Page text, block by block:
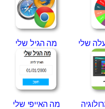
שלי מה הגיל שלי
מה האייפי שלי